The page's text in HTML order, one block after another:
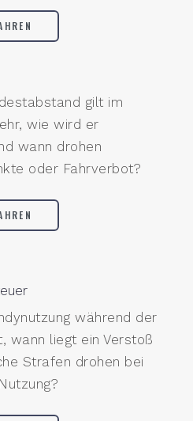
gilt im
wie wird er
wann drohen
oder Fahrverbot?
während der
wann liegt ein Verstoß
Strafen drohen bei